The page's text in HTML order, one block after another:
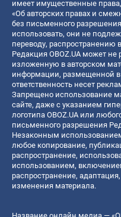
имеет имущественные
«Об авторских правах и
без письменного
использовать, они не
переводу, распространению
Редакция OBOZ.UA может не
изложенную в авторском
информации, размещенной
ответственность несет
Запрещено использование
сайте, даже с указанием
логотипа OBOZ.UA или
письменного разрешения
Незаконным
любое копирование,
распространение,
использованием,
распространение,
изменения материала.